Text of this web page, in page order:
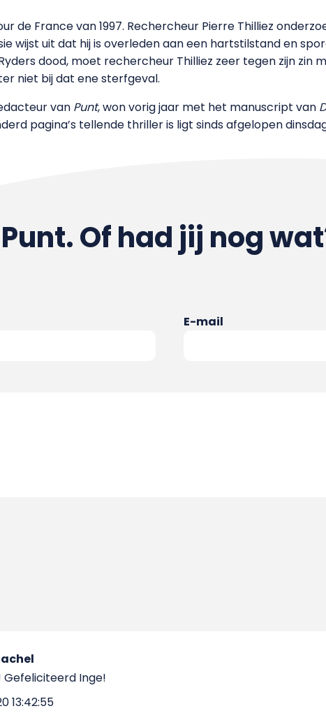
de France van 1997. Rechercheur Pierre Thilliez
wijst uit dat hij is overleden aan een hartstilstand en
dood, moet rechercheur Thilliez zeer tegen zijn zin
niet bij dat ene sterfgeval.
van Punt, won vorig jaar met het manuscript van
pagina’s tellende thriller is ligt sinds afgelopen
Punt. Of had jij nog
E-mail
Gefeliciteerd Inge!
13:42:55